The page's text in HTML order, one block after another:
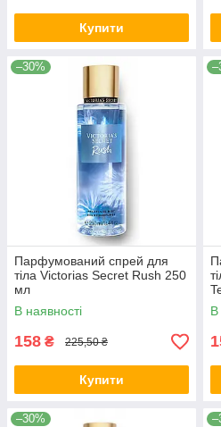
Купити
–30%
Парфумований спрей для
тіла Victorias Secret Rush 250
мл
В наявності
158 ₴ 225,50 ₴
Купити
В
–30%